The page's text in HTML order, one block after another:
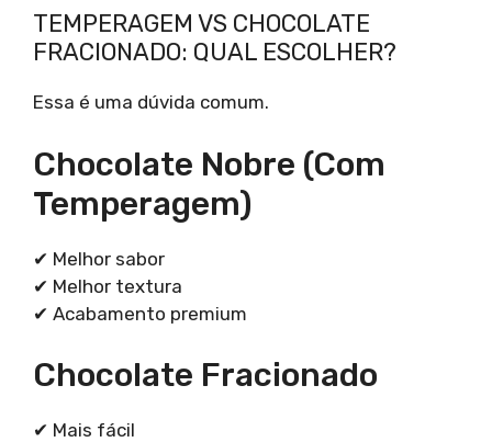
TEMPERAGEM VS CHOCOLATE
FRACIONADO: QUAL ESCOLHER?
Essa é uma dúvida comum.
Chocolate Nobre (com
Temperagem)
✔ Melhor sabor
✔ Melhor textura
✔ Acabamento premium
Chocolate Fracionado
✔ Mais fácil